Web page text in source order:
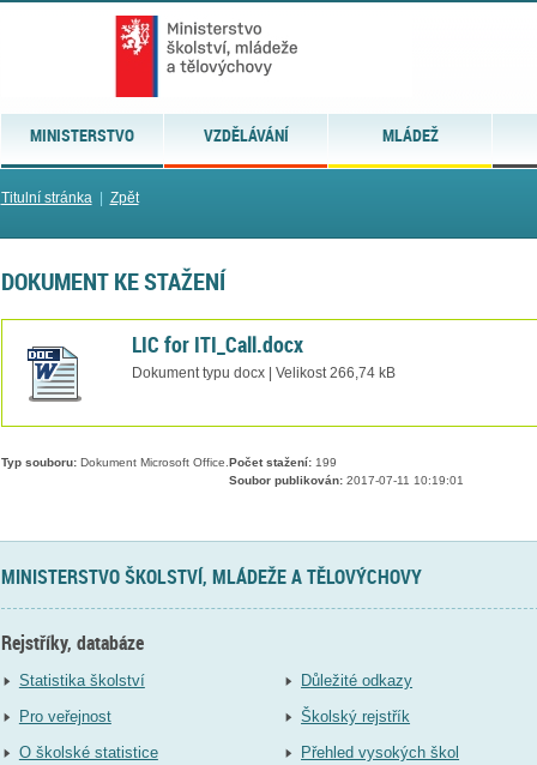
MINISTERSTVO VZDĚLÁVÁNÍ MLÁDEŽ
Titulní stránka| Zpět
DOKUMENT KE STAŽENÍ
LIC for ITI_Call.docx
Dokument typu docx | Velikost 266,74 kB
Typ souboru:Dokument Microsoft Office. Počet stažení:199
Soubor publikován:2017-07-11 10:19:01
MINISTERSTVO ŠKOLSTVÍ, MLÁDEŽE A TĚLOVÝCHOVY
Rejstříky, databáze
Statistika školství
Pro veřejnost
O školské statistice
Důležité odkazy
Školský rejstřík
Přehled vysokých škol